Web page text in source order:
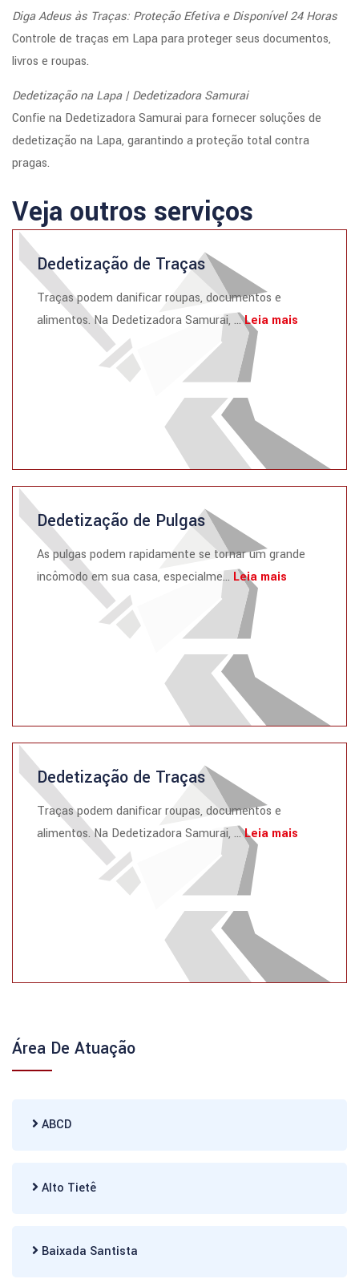
Diga Adeus às Traças: Proteção Efetiva e Disponível 24 Horas
Controle de traças em Lapa para proteger seus documentos,
livros e roupas.
Dedetização na Lapa | Dedetizadora Samurai
Confie na Dedetizadora Samurai para fornecer soluções de
dedetização na Lapa, garantindo a proteção total contra
pragas.
Veja outros serviços
Dedetização de Traças
Traças podem danificar roupas, documentos e
alimentos. Na Dedetizadora Samurai, ...Leia mais
Dedetização de Pulgas
As pulgas podem rapidamente se tornar um grande
incômodo em sua casa, especialme... Leia mais
Dedetização de Traças
Traças podem danificar roupas, documentos e
alimentos. Na Dedetizadora Samurai, ...Leia mais
Área De Atuação
ABCD
Alto Tietê
Baixada Santista